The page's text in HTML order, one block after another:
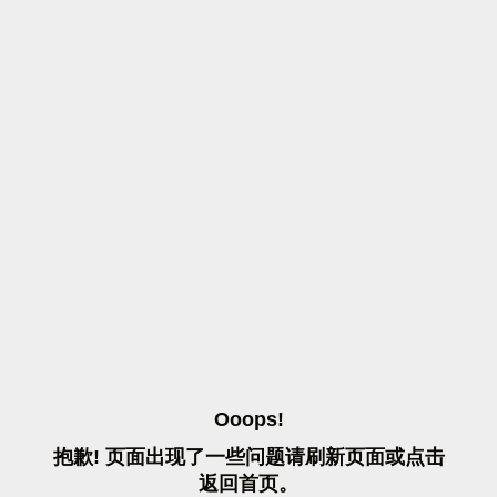
OOOPS!
抱歉! 页面出现了一些问题请刷 新页面或点击
返 回首页。